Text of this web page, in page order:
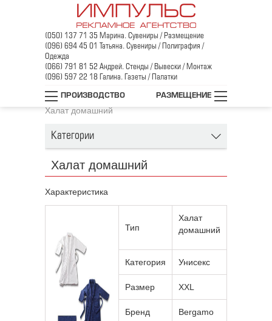
(050) 137 71 35 Марина. Сувениры / Размещение
(096) 694 45 01 Татьяна. Сувениры / Полиграфия /
Одежда
(066) 791 81 52 Андрей. Стенды / Вывески / Монтаж
(096) 597 22 18 Галина. Газеты / Палатки
ПРОИЗВОДСТВО РАЗМЕЩЕНИЕ
Главная / Промо-одежда
Домашний текстиль
Халат с логотипом
/
Халат домашний
Категории
Халат домашний
Характеристика
Тип
Халат
домашний
Категория Унисекс
Размер XXL
Бренд Bergamo